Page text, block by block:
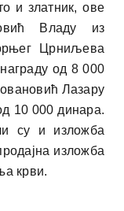
и златник, ове
Владу из
Црниљева
од 8 000
Лазару
10 000 динара.
су и изложба
изложба
крви.